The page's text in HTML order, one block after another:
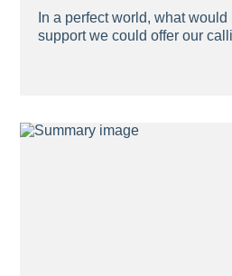
In a perfect world, what
support we could offer our